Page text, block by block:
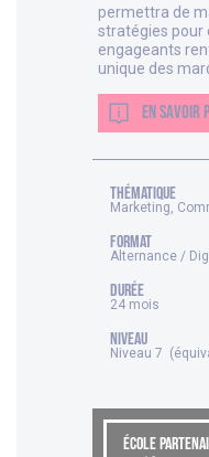
permettra de
stratégies pour
engageants
unique des
EN SAVOIR
thématique
Marketing,
FORMAT
Alternance /
DURÉE
24 mois
NIVEAU
Niveau 7
ÉCOLE